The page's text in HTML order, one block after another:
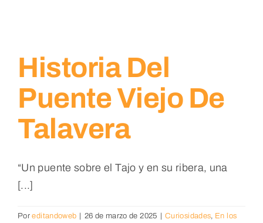
Historia Del
Puente Viejo De
Talavera
“Un puente sobre el Tajo y en su ribera, una
[...]
Poreditandoweb 26 de marzo de 2025 Curiosidades, En los